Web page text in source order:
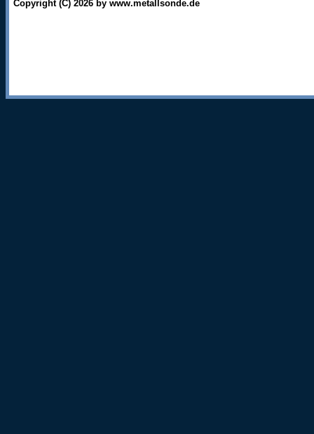
Copyright (C) 2026 by www.metallsonde.de